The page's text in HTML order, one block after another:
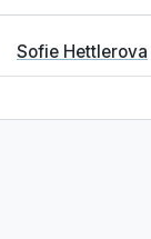
Sofie Hettlerova